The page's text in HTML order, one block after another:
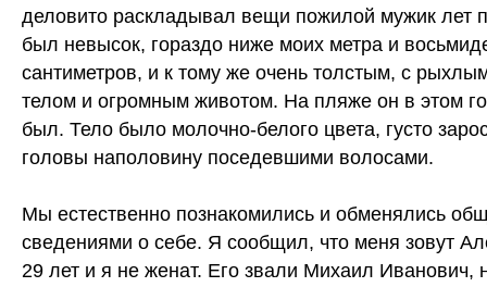
деловито раскладывал вещи пожилой мужик лет
был невысок, гораздо ниже моих метра и
сантиметров, и к тому же очень толстым, с
телом и огромным животом. На пляже он в этом
был. Тело было молочно-белого цвета, густо
головы наполовину поседевшими волосами.
Мы естественно познакомились и обменялись
сведениями о себе. Я сообщил, что меня зовут
29 лет и я не женат. Его звали Михаил Иванович,